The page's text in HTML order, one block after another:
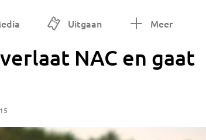
Uitgaan Meer
NAC en gaat